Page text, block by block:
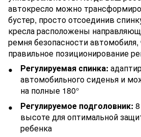
автокресло можно
бустер, просто отсоединив
кресла расположены
ремня безопасности автомобиля,
правильное позиционирование
Регулируемая спинка:
автомобильного сиденья и
на полные 180°
Регулируемое подголовник:
высоте для оптимальной
ребенка